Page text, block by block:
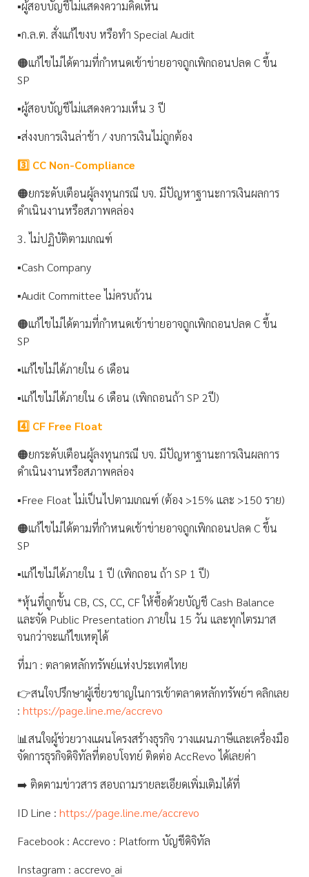
▪️ผู้สอบบัญชีไม่แสดงความคิดเห็น
▪️ก.ล.ต. สั่งแก้ไขงบ หรือทำ Special Audit
🟠แก้ไขไม่ได้ตามที่กำหนดเข้าข่ายอาจถูกเพิกถอนปลด C ขึ้น
SP
▪️ผู้สอบบัญชีไม่แสดงความเห็น 3 ปี
▪️ส่งงบการเงินล่าช้า / งบการเงินไม่ถูกต้อง
3️⃣ CC Non-Compliance
🟠ยกระดับเตือนผู้ลงทุนกรณี บจ. มีปัญหาฐานะการเงินผลการ
ดำเนินงานหรือสภาพคล่อง
3. ไม่ปฏิบัติตามเกณฑ์
▪️Cash Company
▪️Audit Committee ไม่ครบถ้วน
🟠แก้ไขไม่ได้ตามที่กำหนดเข้าข่ายอาจถูกเพิกถอนปลด C ขึ้น
SP
▪️แก้ไขไม่ได้ภายใน 6 เดือน
▪️แก้ไขไม่ได้ภายใน 6 เดือน (เพิกถอนถ้า SP 2ปี)
4️⃣ CF Free Float
🟠ยกระดับเตือนผู้ลงทุนกรณี บจ. มีปัญหาฐานะการเงินผลการ
ดำเนินงานหรือสภาพคล่อง
▪️Free Float ไม่เป็นไปตามเกณฑ์ (ต้อง >15% และ >150 ราย)
🟠แก้ไขไม่ได้ตามที่กำหนดเข้าข่ายอาจถูกเพิกถอนปลด C ขึ้น
SP
▪️แก้ไขไม่ได้ภายใน 1 ปี (เพิกถอน ถ้า SP 1 ปี)
*หุ้นที่ถูกขั้น CB, CS, CC, CF ให้ซื้อด้วยบัญชี Cash Balance
และจัด Public Presentation ภายใน 15 วัน และทุกไตรมาส
จนกว่าจะแก้ไขเหตุได้
ที่มา : ตลาดหลักทรัพย์แห่งประเทศไทย
👉สนใจปรึกษาผู้เชี่ยวชาญในการเข้าตลาดหลักทรัพย์ฯ คลิกเลย
: https://page.line.me/accrevo
📊สนใจผู้ช่วยวางแผนโครงสร้างธุรกิจ วางแผนภาษีและเครื่องมือ
จัดการธุรกิจดิจิทัลที่ตอบโจทย์ ติดต่อ AccRevo ได้เลยค่า
➡️ ติดตามข่าวสาร สอบถามรายละเอียดเพิ่มเติมได้ที่
ID Line : https://page.line.me/accrevo
Facebook : Accrevo : Platform บัญชีดิจิทัล
Instagram : accrevo_ai